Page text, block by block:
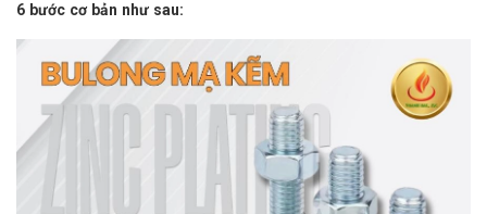
6 bước cơ bản như sau: